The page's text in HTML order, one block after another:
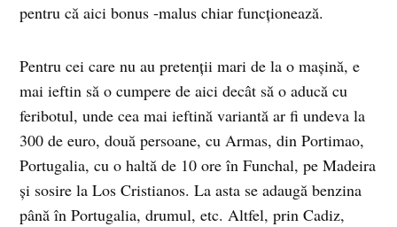
pentru că aici bonus -malus chiar funcţionează.
Pentru cei care nu au pretenţii mari de la o maşină, e
mai ieftin să o cumpere de aici decât să o aducă cu
feribotul, unde cea mai ieftină variantă ar fi undeva la
300 de euro, două persoane, cu Armas, din Portimao,
Portugalia, cu o haltă de 10 ore în Funchal, pe Madeira
şi sosire la Los Cristianos. La asta se adaugă benzina
până în Portugalia, drumul, etc. Altfel, prin Cadiz,